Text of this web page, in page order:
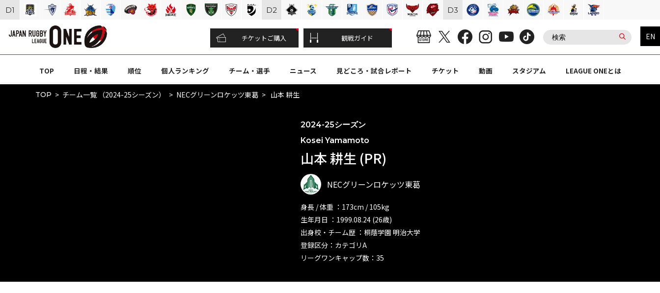
チケットご購入 観戦ガイド EN
TOP 日程・結果 順位 個人ランキング チーム・選手 ニュース 見どころ・試合レポート チケット 動画 スタジアム LEAGUE ONEとは
TOP チーム一覧 （2024-25シーズン） NECグリーンロケッツ東葛 山本 耕生
2024-25シーズン
Kosei Yamamoto
山本 耕生 (PR)
NECグリーンロケッツ東葛
身長 / 体重 ：173cm / 105kg
生年月日 ：1999.08.24 (26歳)
出身校・チーム歴 ：桐蔭学園 明治大学
登録区分：カテゴリA
リーグワンキャップ数：35
D1 D2 D3